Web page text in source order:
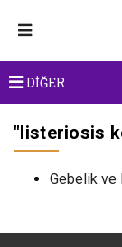
DİĞER
"listeriosis
Gebelik ve